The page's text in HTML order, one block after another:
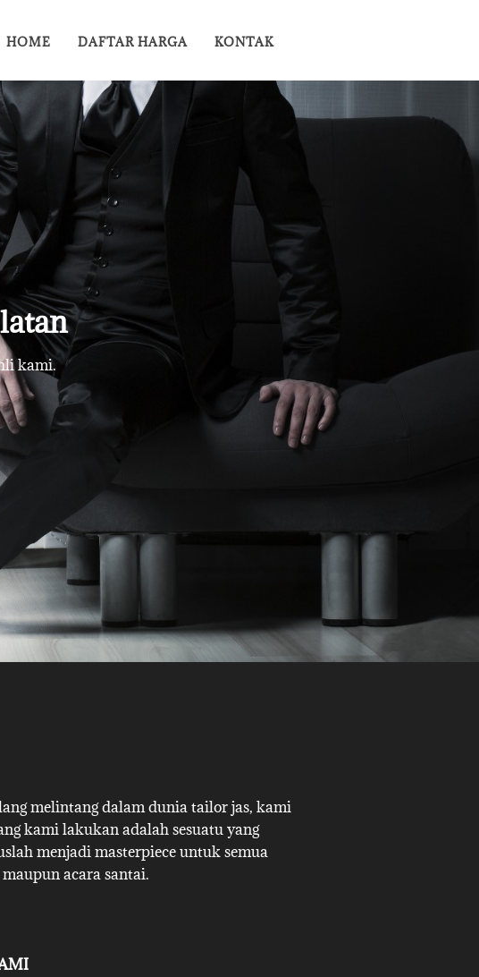
HOME DAFTAR HARGA KONTAK
kami.
melintang dalam dunia tailor jas, kami
kami lakukan adalah sesuatu yang
menjadi masterpiece untuk semua
acara santai.